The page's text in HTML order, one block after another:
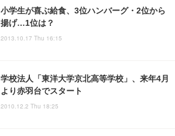
小学生が喜ぶ給食、3位ハンバーグ・2位から
揚げ…1位は？
2013.10.17 Thu 16:15
学校法人「東洋大学京北高等学校」、来年4月
より赤羽台でスタート
2010.12.2 Thu 18:25